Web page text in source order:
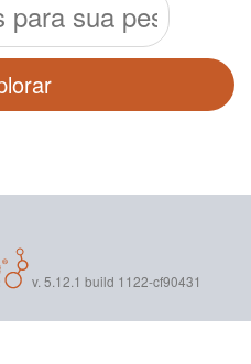
v. 5.12.1 build 1122-cf90431